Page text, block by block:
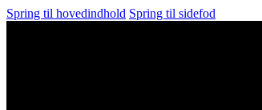
Spring til hovedindhold Spring til sidefod